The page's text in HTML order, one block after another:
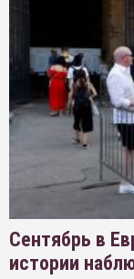
Сентябрь в
истории